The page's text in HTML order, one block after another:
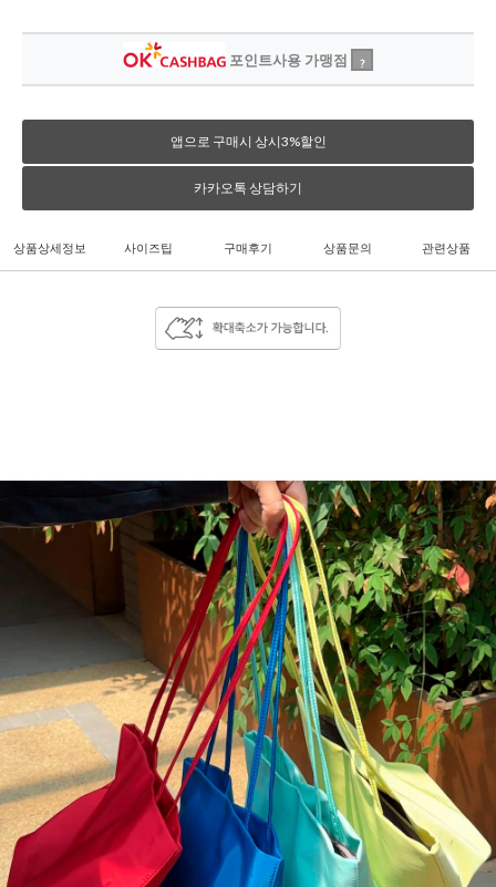
포인트사용 가맹점 ?
앱으로 구매시 상시3%할인
카카오톡 상담하기
상품상세정보 사이즈팁 구매후기 상품문의 관련상품